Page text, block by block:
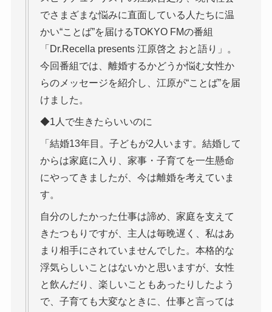
でさまざまな悩みに直面している人たちに温
かい“ことば”を届けるTOKYO FMの番組
「Dr.Recella presents 江原啓之 おと語り」。
今回番組では、離婚するかどうか悩む女性か
らのメッセージを紹介し、江原が“ことば”を届
けました。
◆1人で生きたらいいのに
「結婚13年目。子どもが2人います。結婚して
からは家庭に入り、家事・子育てを一生懸命
にやってきましたが、今は離婚を考えていま
す。
自分のしたかった仕事は諦め、家庭を支えて
きたつもりですが、主人は毎晩遅く、私はあ
まり相手にされていませんでした。本格的な
浮気らしいことはないかと思いますが、女性
と飲んだり、楽しいこともあったりしたよう
で、子育ても大変なときに、仕事と言っては